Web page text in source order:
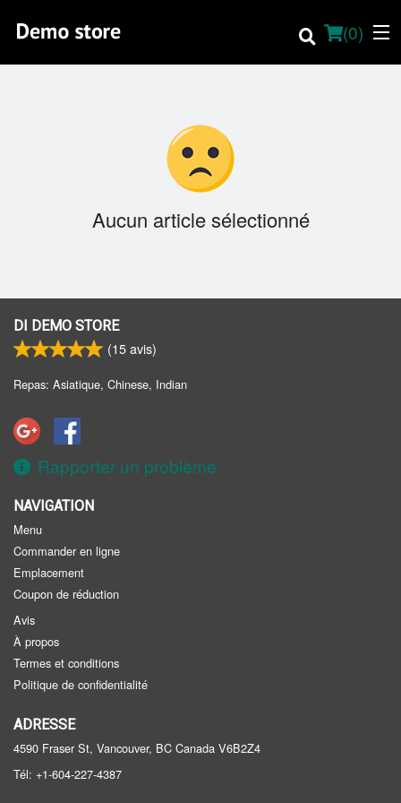
(0)
Français
Aucun article sélectionné
DI DEMO STORE
(15avis)
Repas: Asiatique, Chinese, Indian
Rapporter un problème
NAVIGATION
Menu
Commander en ligne
Emplacement
Coupon de réduction
Avis
À propos
Termes et conditions
Politique de confidentialité
ADRESSE
4590 Fraser St, Vancouver, BC Canada V6B2Z4
Tél: +1-604-227-4387